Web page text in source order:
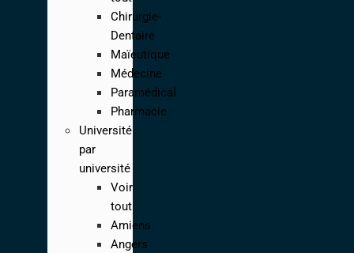
Chirurgie-
Dentaire
Maïeutique
Médecine
Paramédical
Pharmacie
Université
par
université
Voir
tout
Amiens
Angers